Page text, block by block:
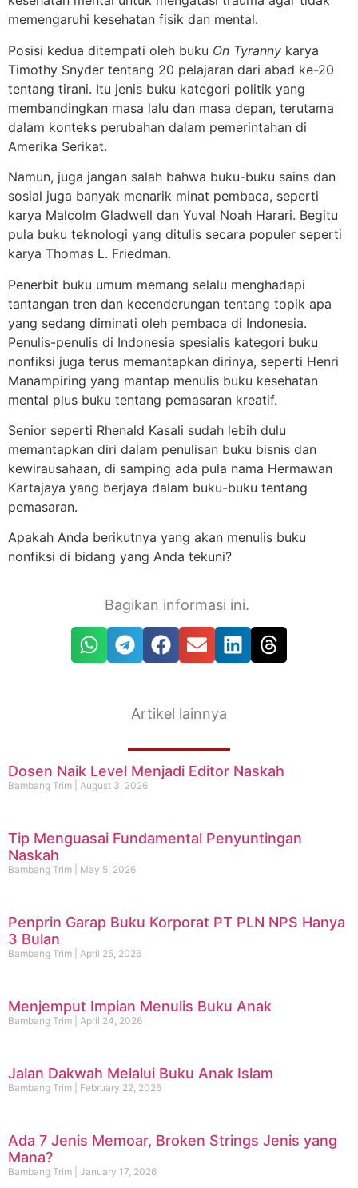
memengaruhi kesehatan fisik dan mental.
Posisi kedua ditempati oleh buku On Tyranny karya
Timothy Snyder tentang 20 pelajaran dari abad ke-20
tentang tirani. Itu jenis buku kategori politik yang
membandingkan masa lalu dan masa depan, terutama
dalam konteks perubahan dalam pemerintahan di
Amerika Serikat.
Namun, juga jangan salah bahwa buku-buku sains dan
sosial juga banyak menarik minat pembaca, seperti
karya Malcolm Gladwell dan Yuval Noah Harari. Begitu
pula buku teknologi yang ditulis secara populer seperti
karya Thomas L. Friedman.
Penerbit buku umum memang selalu menghadapi
tantangan tren dan kecenderungan tentang topik apa
yang sedang diminati oleh pembaca di Indonesia.
Penulis-penulis di Indonesia spesialis kategori buku
nonfiksi juga terus memantapkan dirinya, seperti Henri
Manampiring yang mantap menulis buku kesehatan
mental plus buku tentang pemasaran kreatif.
Senior seperti Rhenald Kasali sudah lebih dulu
memantapkan diri dalam penulisan buku bisnis dan
kewirausahaan, di samping ada pula nama Hermawan
Kartajaya yang berjaya dalam buku-buku tentang
pemasaran.
Apakah Anda berikutnya yang akan menulis buku
nonfiksi di bidang yang Anda tekuni?
Bagikan informasi ini.
Artikel lainnya
Dosen Naik Level Menjadi Editor Naskah
Bambang Trim August 3, 2026
Tip Menguasai Fundamental Penyuntingan
Naskah
Bambang Trim May 5, 2026
Penprin Garap Buku Korporat PT PLN NPS Hanya
3 Bulan
Bambang Trim April 25, 2026
Menjemput Impian Menulis Buku Anak
Bambang Trim April 24, 2026
Jalan Dakwah Melalui Buku Anak Islam
Bambang Trim February 22, 2026
Ada 7 Jenis Memoar, Broken Strings Jenis yang
Mana?
Bambang Trim January 17, 2026